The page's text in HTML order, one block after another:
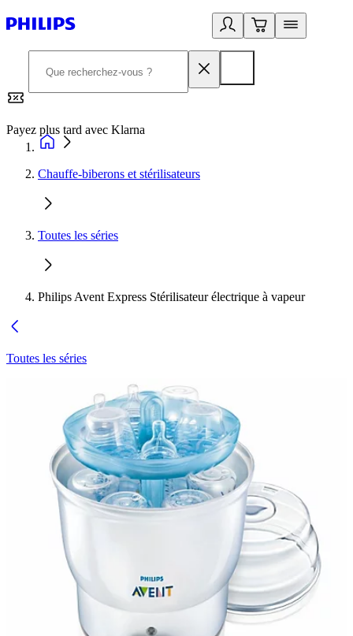
Payez plus tard avec Klarna
Chauffe-biberons et stérilisateurs
Toutes les séries
Philips Avent Express Stérilisateur électrique à vapeur
Toutes les séries